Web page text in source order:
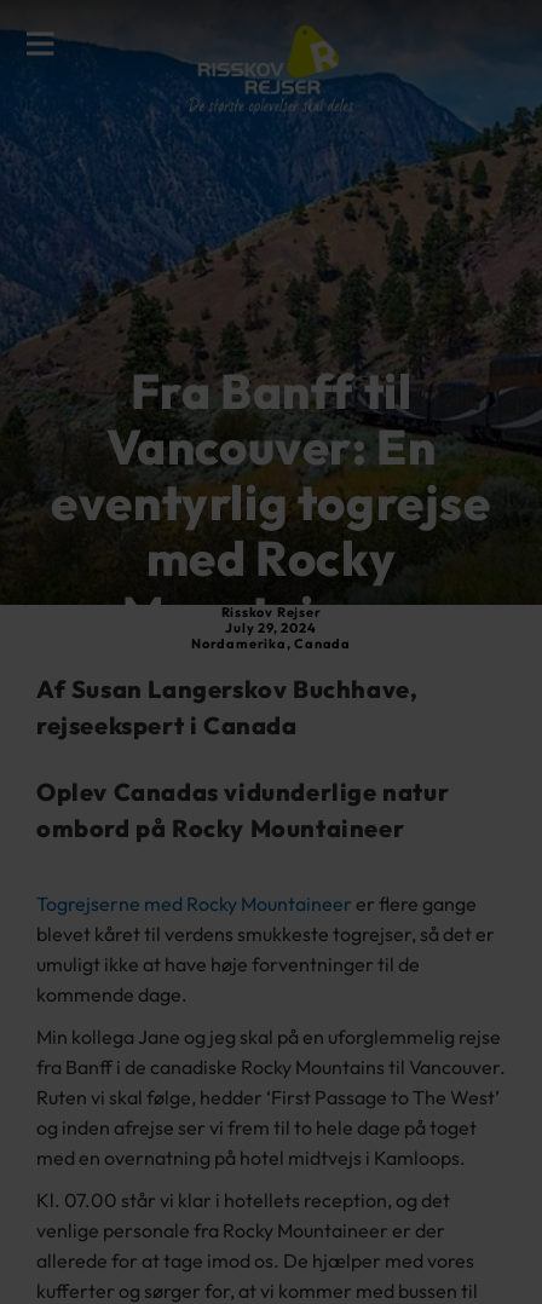
Fra Banff til
Vancouver: En
eventyrlig togrejse
med Rocky
Mountaineer
Risskov Rejser
July 29, 2024
Nordamerika ,Canada
Af Susan Langerskov Buchhave,
rejseekspert i Canada
Oplev Canadas vidunderlige natur
ombord på Rocky Mountaineer
Togrejserne med Rocky Mountaineer er flere gange
blevet kåret til verdens smukkeste togrejser, så det er
umuligt ikke at have høje forventninger til de
kommende dage.
Min kollega Jane og jeg skal på en uforglemmelig rejse
fra Banff i de canadiske Rocky Mountains til Vancouver.
Ruten vi skal følge, hedder ‘First Passage to The West’
og inden afrejse ser vi frem til to hele dage på toget
med en overnatning på hotel midtvejs i Kamloops.
Kl. 07.00 står vi klar i hotellets reception, og det
venlige personale fra Rocky Mountaineer er der
allerede for at tage imod os. De hjælper med vores
kufferter og sørger for, at vi kommer med bussen til